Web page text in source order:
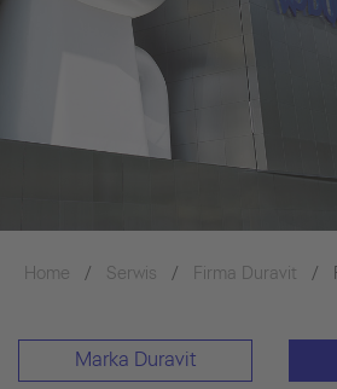
Home Serwis Firma Duravit
Marka Duravit